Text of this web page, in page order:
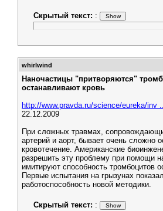
Скрытый текст: :
whirlwind
Наночастицы "притворяются"
останавливают кровь
http://www.pravda.ru/science/eureka/inv
22.12.2009
При сложных травмах,
артерий и аорт, бывает очень сложно
кровотечение. Американские
разрешить эту проблему при помощи
имитируют способность тромбоцитов
Первые испытания на грызунах
работоспособность новой методики.
Скрытый текст: :